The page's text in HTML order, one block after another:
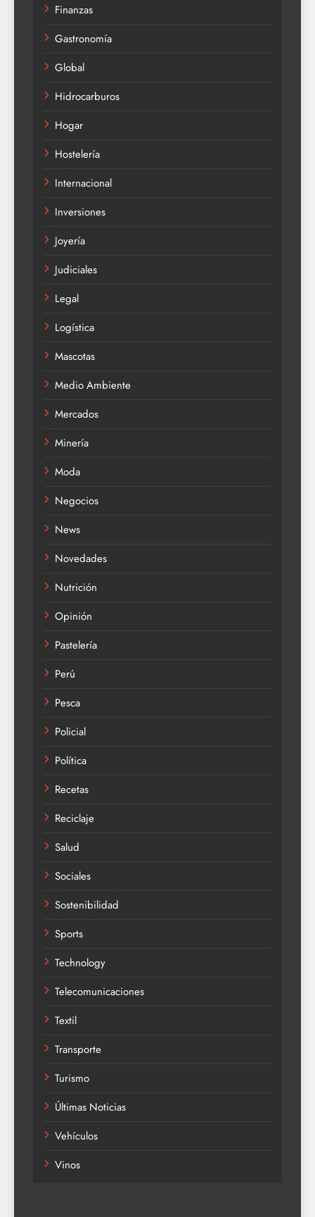
Finanzas
Gastronomía
Global
Hidrocarburos
Hogar
Hostelería
Internacional
Inversiones
Joyería
Judiciales
Legal
Logística
Mascotas
Medio Ambiente
Mercados
Minería
Moda
Negocios
News
Novedades
Nutrición
Opinión
Pastelería
Perú
Pesca
Policial
Política
Recetas
Reciclaje
Salud
Sociales
Sostenibilidad
Sports
Technology
Telecomunicaciones
Textil
Transporte
Turismo
Últimas Noticias
Vehículos
Vinos